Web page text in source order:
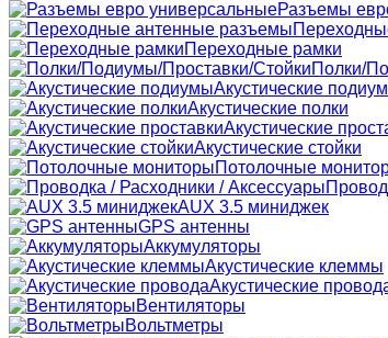
Разъемы
Переходные рамки
Полки/
Акустические
Акустические полки
Акустические
Акустические стойки
Потолочные
AUX 3.5 миниджек
GPS антенны
Аккумуляторы
Акустические клеммы
Акустические
Вентиляторы
Вольтметры